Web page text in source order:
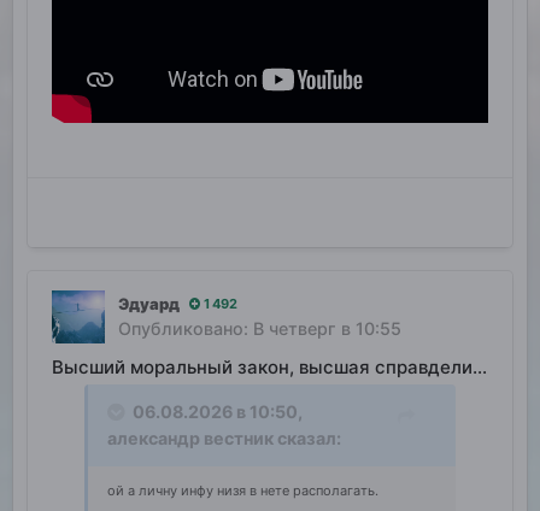
Эдуард 1 492
Опубликовано: В четверг в 10:55
Высший моральный закон, высшая справделивость
06.08.2026 в 10:50,
александр вестник сказал:
ой а личну инфу низя в нете располагать.